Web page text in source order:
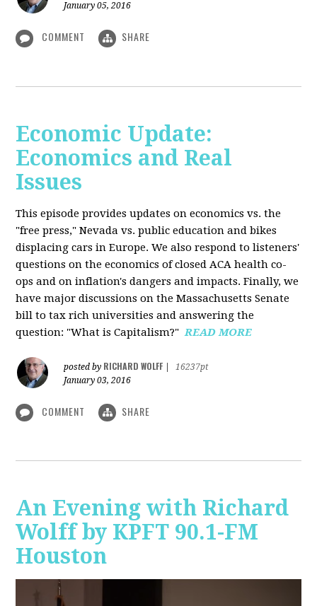
January 05, 2016
COMMENT SHARE
Economic Update:
Economics and Real
Issues
This episode provides updates on economics vs. the
"free press," Nevada vs. public education and bikes
displacing cars in Europe. We also respond to listeners'
questions on the economics of closed ACA health co-
ops and on inflation's dangers and impacts. Finally, we
have major discussions on the Massachusetts Senate
bill to tax rich universities and answering the
question: "What is Capitalism?"READ MORE
posted by RICHARD WOLFF
16237pt
January 03, 2016
COMMENT SHARE
An Evening with Richard
Wolff by KPFT 90.1-FM
Houston